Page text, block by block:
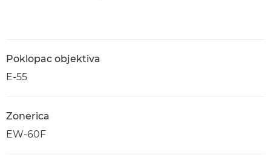
Poklopac objektiva
E-55
Zonerica
EW-60F